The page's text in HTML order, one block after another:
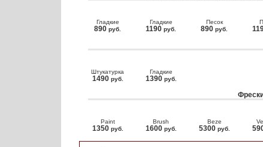
Гладкие
890 руб.
Гладкие
1190 руб.
Песок
890 руб.
Штукатурка
1490 руб.
Гладкие
1390 руб.
Paint
1350 руб.
Brush
1600 руб.
Beze
5300 руб.